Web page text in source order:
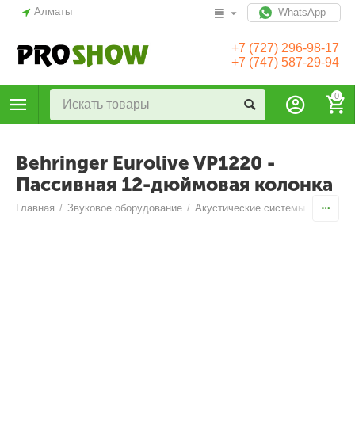
Алматы WhatsApp
+7 (727) 296-98-17
+7 (747) 587-29-94
0
Behringer Eurolive VP1220 -
Пассивная 12-дюймовая колонка
Главная / Звуковое оборудование / Акустические системы